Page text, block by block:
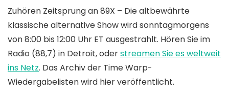
Zuhören Zeitsprungan89X – Die altbewährte
klassische alternative Show wird sonntagmorgens
von 8:00 bis 12:00 Uhr ET ausgestrahlt. Hören Sie im
Radio (88,7) in Detroit, oderstreamen Sie es weltweit
ins Netz. Das Archiv der Time Warp-
Wiedergabelisten wird hier veröffentlicht.